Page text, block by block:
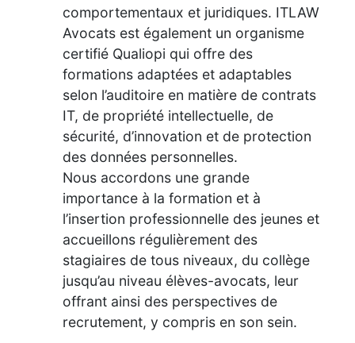
comportementaux et juridiques. ITLAW
Avocats est également un organisme
certifié Qualiopi qui offre des
formations adaptées et adaptables
selon l’auditoire en matière de contrats
IT, de propriété intellectuelle, de
sécurité, d’innovation et de protection
des données personnelles.
Nous accordons une grande
importance à la formation et à
l’insertion professionnelle des jeunes et
accueillons régulièrement des
stagiaires de tous niveaux, du collège
jusqu’au niveau élèves-avocats, leur
offrant ainsi des perspectives de
recrutement, y compris en son sein.